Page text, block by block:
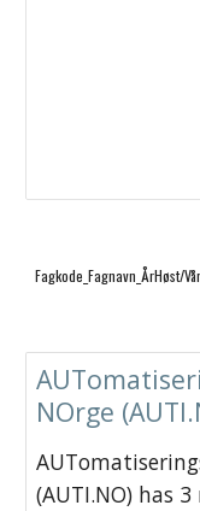
Fagkode_Fagnavn_ÅrHøst/
NOrge
(AUTI.NO) has